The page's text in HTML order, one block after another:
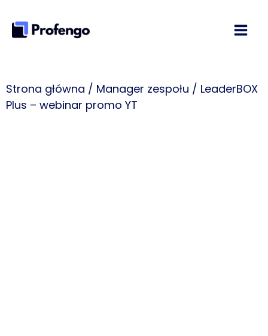
do
treści
Strona główna / Manager zespołu / LeaderBOX
Plus – webinar promo YT